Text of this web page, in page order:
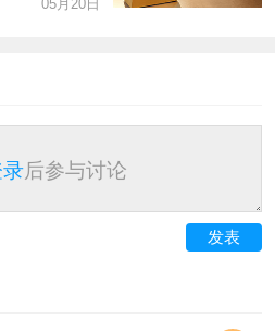
05月20日
后参与讨论
发表